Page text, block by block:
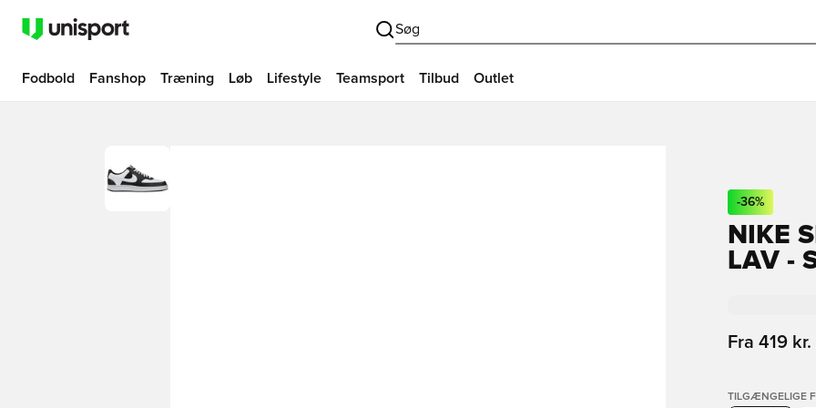
Søg
Fodbold Fanshop Træning Løb Lifestyle Teamsport Tilbud Outlet
-36%
NIKE
LAV -
Fra 419 kr.
TILGÆNGELIGE